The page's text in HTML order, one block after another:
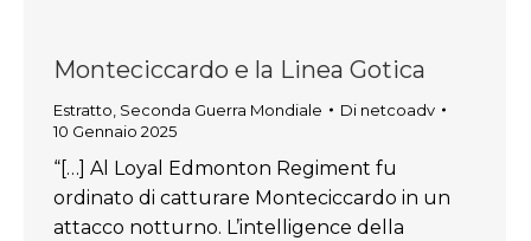
Monteciccardo e la Linea Gotica
Estratto Seconda Guerra Mondiale Di netcoadv
10 Gennaio 2025
“[…] Al Loyal Edmonton Regiment fu
ordinato di catturare Monteciccardo in un
attacco notturno. L’intelligence della